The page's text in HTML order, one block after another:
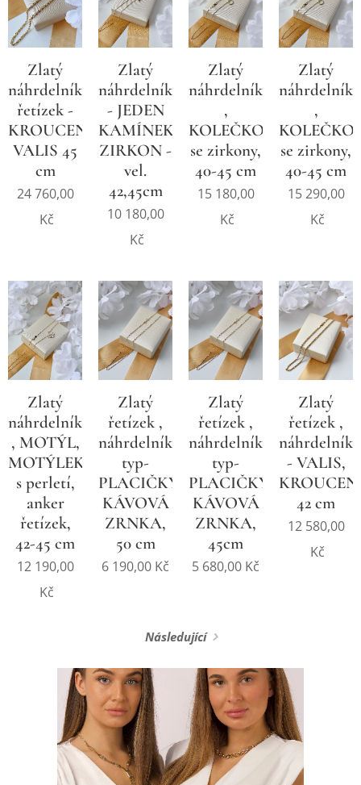
Zlatý
náhrdelníkový
řetízek -
KROUCENÝ,
VALIS 45
cm
24 760,00
Kč
Zlatý
náhrdelník
- JEDEN
KAMÍNEK,
ZIRKON -
vel.
42,45cm
10 180,00
Kč
Zlatý
náhrdelník
,
KOLEČKO
se zirkony,
40-45 cm
15 180,00
Kč
Zlatý
náhrdelník
,
KOLEČKO
se zirkony,
40-45 cm
15 290,00
Kč
Zlatý
náhrdelník
, MOTÝL,
MOTÝLEK
s perletí,
anker
řetízek,
42-45 cm
12 190,00
Kč
Zlatý
řetízek ,
náhrdelníkový
typ-
PLACIČKY,
KÁVOVÁ
ZRNKA,
50 cm
6 190,00 Kč
Zlatý
řetízek ,
náhrdelníkový
typ-
PLACIČKY,
KÁVOVÁ
ZRNKA,
45cm
5 680,00 Kč
Zlatý
řetízek ,
náhrdelník
- VALIS,
42 cm
12 580,00
Kč
Následující